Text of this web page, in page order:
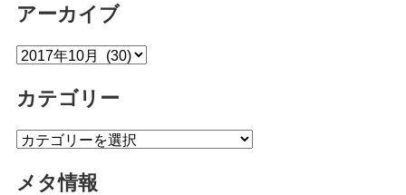
アーカイブ
ア
カ
ブ
カテゴリー
カ
ゴ
メタ情報